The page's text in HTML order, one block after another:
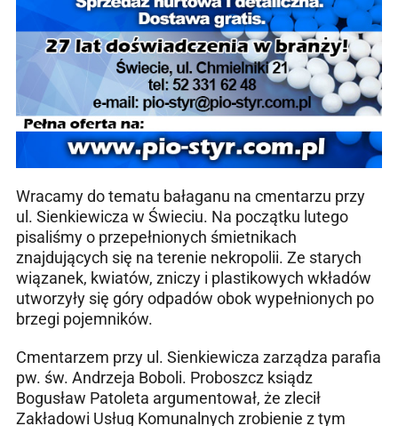
Wracamy do tematu bałaganu na cmentarzu przy
ul. Sienkiewicza w Świeciu. Na początku lutego
pisaliśmy o przepełnionych śmietnikach
znajdujących się na terenie nekropolii. Ze starych
wiązanek, kwiatów, zniczy i plastikowych wkładów
utworzyły się góry odpadów obok wypełnionych po
brzegi pojemników.
Cmentarzem przy ul. Sienkiewicza zarządza parafia
pw. św. Andrzeja Boboli. Proboszcz ksiądz
Bogusław Patoleta argumentował, że zlecił
Zakładowi Usług Komunalnych zrobienie z tym